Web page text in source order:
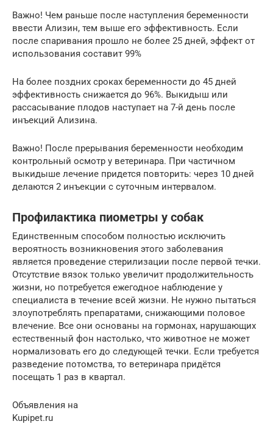
Важно! Чем раньше после наступления беременности
ввести Ализин, тем выше его эффективность. Если
после спаривания прошло не более 25 дней, эффект от
использования составит 99%
На более поздних сроках беременности до 45 дней
эффективность снижается до 96%. Выкидыш или
рассасывание плодов наступает на 7-й день после
инъекций Ализина.
Важно! После прерывания беременности необходим
контрольный осмотр у ветеринара. При частичном
выкидыше лечение придется повторить: через 10 дней
делаются 2 инъекции с суточным интервалом.
Профилактика пиометры у собак
Единственным способом полностью исключить
вероятность возникновения этого заболевания
является проведение стерилизации после первой течки.
Отсутствие вязок только увеличит продолжительность
жизни, но потребуется ежегодное наблюдение у
специалиста в течение всей жизни. Не нужно пытаться
злоупотреблять препаратами, снижающими половое
влечение. Все они основаны на гормонах, нарушающих
естественный фон настолько, что животное не может
нормализовать его до следующей течки. Если требуется
разведение потомства, то ветеринара придётся
посещать 1 раз в квартал.
Объявления на
Kupipet.ru